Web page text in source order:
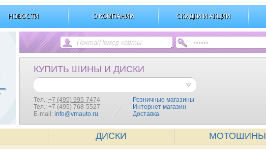
НОВОСТИ О КОМПАНИИ СКИДКИ И АКЦИИ
КУПИТЬ ШИНЫ И ДИСКИ
Тел.: +7 (495) 995-7474
Тел.: +7 (495) 768-5527
E-mail: info@vmauto.ru
Розничные магазины
Интернет магазин
Доставка
ДИСКИ МОТОШИНЫ